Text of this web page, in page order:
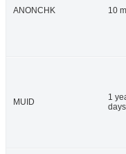
ANONCHK 10
MUID
1
days